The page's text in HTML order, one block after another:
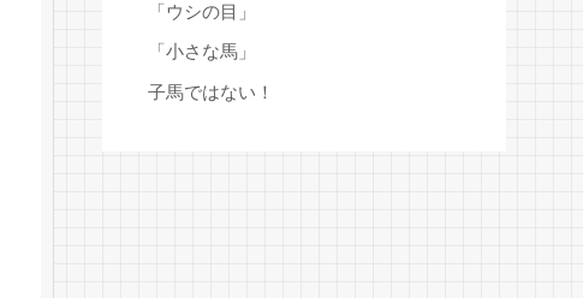
「ウシの目」
「小さな馬」
子馬ではない！